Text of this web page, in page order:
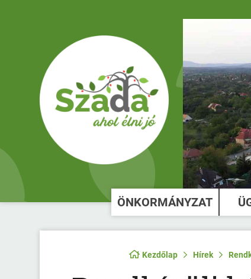
ÖNKORMÁNYZAT
Kezdőlap Hírek